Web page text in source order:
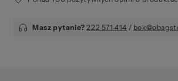
Masz pytanie? 222 571 414 /